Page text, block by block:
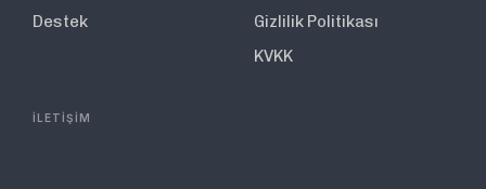
Destek
Gizlilik Politikası
KVKK
İLETİŞİM